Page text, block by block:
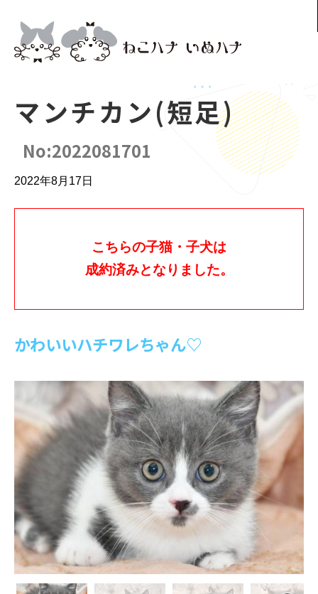
マンチカン(短足)
No:2022081701
2022年8月17日
こちらの子猫・子犬は
成約済みとなりました。
かわいいハチワレちゃん♡